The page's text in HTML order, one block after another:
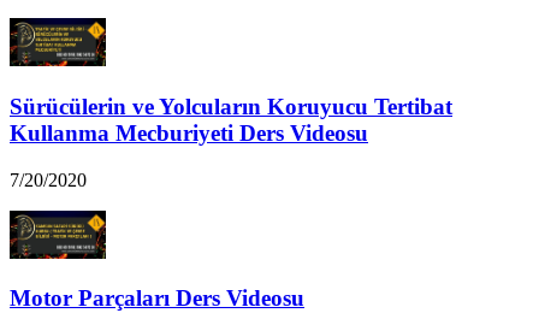
Sürücülerin ve Yolcuların Koruyucu Tertibat
Kullanma Mecburiyeti Ders Videosu
7/20/2020
Motor Parçaları Ders Videosu